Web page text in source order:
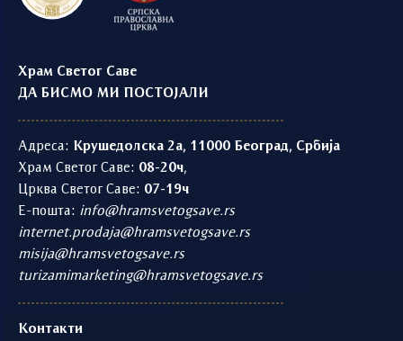
Храм Светог Саве
ДА БИСМО МИ ПОСТОЈАЛИ
Адреса: Крушедолска 2а, 11000 Београд, Србија
Храм Светог Саве: 08-20ч,
Црква Светог Саве: 07-19ч
Е-пошта: info@hramsvetogsave.rs
internet.prodaja@hramsvetogsave.rs
misija@hramsvetogsave.rs
turizamimarketing@hramsvetogsave.rs
Контакти